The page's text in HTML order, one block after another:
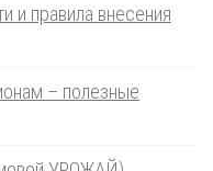
и правила внесения
– полезные